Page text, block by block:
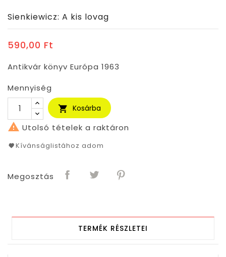
Sienkiewicz: A kis lovag
590,00 Ft
Antikvár könyv Európa 1963
Mennyiség
 Kosárba
 Utolsó tételek a raktáron
Kívánságlistához adom
Megosztás
TERMÉK RÉSZLETEI